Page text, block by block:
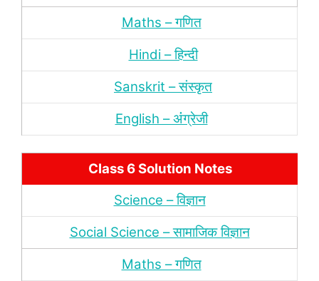
Maths – गणित
Hindi – हिन्‍दी
Sanskrit – संस्‍कृत
English – अंंग्रेजी
Class 6 Solution Notes
Science – विज्ञान
Social Science – सामाजिक विज्ञान
Maths – गणित